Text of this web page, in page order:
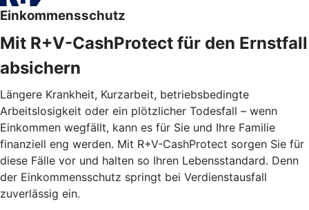
Einkommensschutz
Mit R+V-CashProtect für den Ernstfall
absichern
Längere Krankheit, Kurzarbeit, betriebsbedingte
Arbeitslosigkeit oder ein plötzlicher Todesfall – wenn
Einkommen wegfällt, kann es für Sie und Ihre Familie
finanziell eng werden. Mit R+V-CashProtect sorgen Sie für
diese Fälle vor und halten so Ihren Lebensstandard. Denn
der Einkommensschutz springt bei Verdienstausfall
zuverlässig ein.